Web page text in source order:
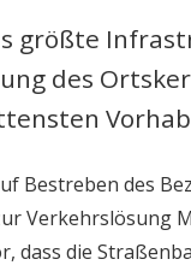
größte
des
Bestreben des
Verkehrslösung
dass die